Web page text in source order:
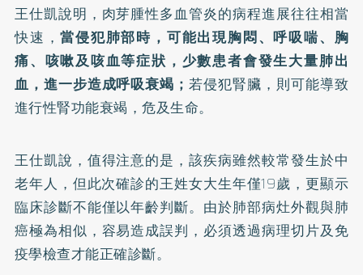
王仕凱說明，肉芽腫性多血管炎的病程進展往往相當
快速，當侵犯肺部時，可能出現胸悶、呼吸喘、胸
痛、咳嗽及咳血等症狀，少數患者會發生大量肺出
血，進一步造成呼吸衰竭； 若侵犯腎臟，則可能導致
進行性腎功能衰竭，危及生命。
王仕凱說，值得注意的是，該疾病雖然較常發生於中
老年人，但此次確診的王姓女大生年僅19歲，更顯示
臨床診斷不能僅以年齡判斷。由於肺部病灶外觀與肺
癌極為相似，容易造成誤判，必須透過病理切片及免
疫學檢查才能正確診斷。